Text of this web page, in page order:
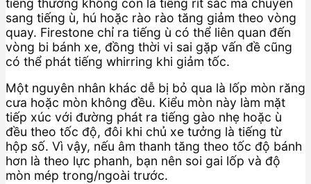
tiếng thường không còn là tiếng rít sắc mà chuyển
sang tiếng ù, hú hoặc rào rào tăng giảm theo vòng
quay. Firestone chỉ ra tiếng ù có thể liên quan đến
vòng bi bánh xe, đồng thời vi sai gặp vấn đề cũng
có thể phát tiếng whirring khi giảm tốc.
Một nguyên nhân khác dễ bị bỏ qua là lốp mòn răng
cưa hoặc mòn không đều. Kiểu mòn này làm mặt
tiếp xúc với đường phát ra tiếng gào nhẹ hoặc ù
đều theo tốc độ, đôi khi chủ xe tưởng là tiếng từ
hộp số. Vì vậy, nếu âm thanh tăng theo tốc độ bánh
hơn là theo lực phanh, bạn nên soi gai lốp và độ
mòn mép trong/ngoài trước.